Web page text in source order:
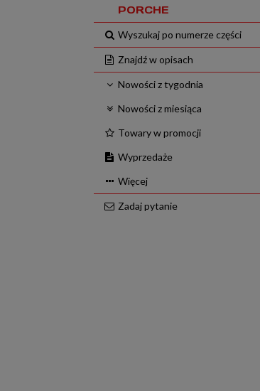
PORCHE
Wyszukaj po numerze części
Znajdź w opisach
Nowości z tygodnia
Nowości z miesiąca
Towary w promocji
Wyprzedaże
Więcej
Zadaj pytanie